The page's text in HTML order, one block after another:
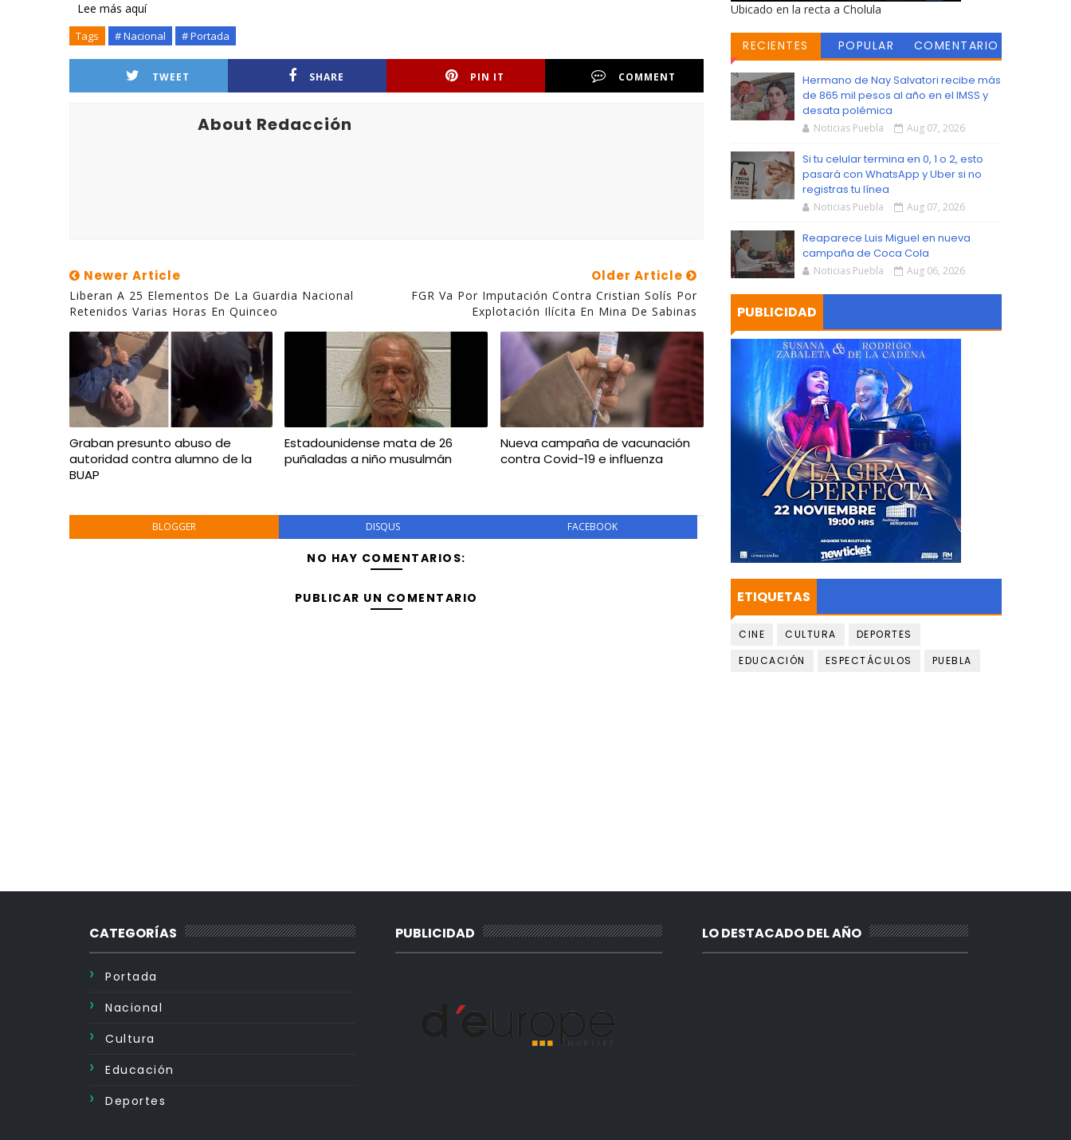
Lee más aquí
Tags # Nacional # Portada
TWEET SHARE PIN IT COMMENT
About Redacción
Newer Article
Liberan A 25 Elementos De La Guardia Nacional
Retenidos Varias Horas En Quinceo
Older Article
FGR Va Por Imputación Contra Cristian Solís Por
Explotación Ilícita En Mina De Sabinas
Graban presunto abuso de
autoridad contra alumno de la
BUAP
Estadounidense mata de 26
puñaladas a niño musulmán
Nueva campaña de vacunación
contra Covid-19 e influenza
BLOGGER DISQUS FACEBOOK
NO HAY COMENTARIOS:
PUBLICAR UN COMENTARIO
Ubicado en la recta a Cholula
RECIENTES POPULAR
COMENTARIO
Hermano de Nay Salvatori recibe más
de 865 mil pesos al año en el IMSS y
desata polémica
Noticias Puebla Aug 07, 2026
Si tu celular termina en 0, 1 o 2, esto
pasará con WhatsApp y Uber si no
registras tu línea
Noticias Puebla Aug 07, 2026
Reaparece Luis Miguel en nueva
campaña de Coca Cola
Noticias Puebla Aug 06, 2026
PUBLICIDAD
ETIQUETAS
CINE CULTURA
DEPORTES
EDUCACIÓN
ESPECTÁCULOS PUEBLA
CATEGORÍAS
Portada
Nacional
Cultura
Educación
Deportes
PUBLICIDAD LO DESTACADO DEL AÑO